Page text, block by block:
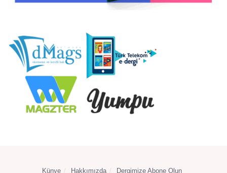
Künye Hakkımızda Dergimize Abone Olun